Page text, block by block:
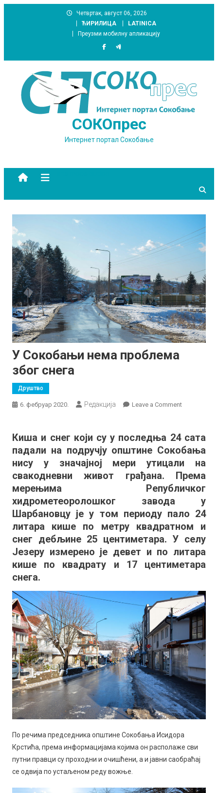
Четвртак, август 06, 2026
ЋИРИЛИЦА
LATINICA
Преузми мобилну апликацију
СОКОпрес
Интернет портал Сокобање
У Сокобањи нема проблема
због снега
Друштво
6. фебруар 2020. Редакција Leave a Commenton
нема
проблема
због
снега
Киша и снег који су у последња 24 сата
падали на подручју општине Сокобања
нису у значајној мери утицали на
свакодневни живот грађана. Према
мерењима Републичког
хидрометеоролошког завода у
Шарбановцу је у том периоду пало 24
литара кише по метру квадратном и
снег дебљине 25 центиметара. У селу
Језеру измерено је девет и по литара
кише по квадрату и 17 центиметара
снега.
По речима председника општине Сокобања Исидора
Крстића, према информацијама којима он располаже сви
путни правци су проходни и очишћени, а и јавни саобраћај
се одвија по устаљеном реду вожње.